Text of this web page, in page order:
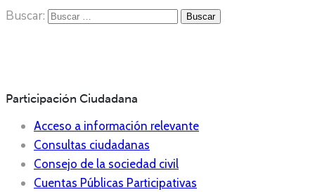
Buscar:
Participación Ciudadana
Acceso a información relevante
Consultas ciudadanas
Consejo de la sociedad civil
Cuentas Públicas Participativas